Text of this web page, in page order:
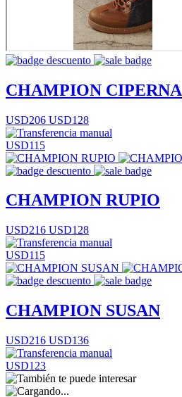
CHAMPION CIPERNA
USD206 USD128
USD115
CHAMPION RUPIO
USD216 USD128
USD115
CHAMPION SUSAN
USD216 USD136
USD123